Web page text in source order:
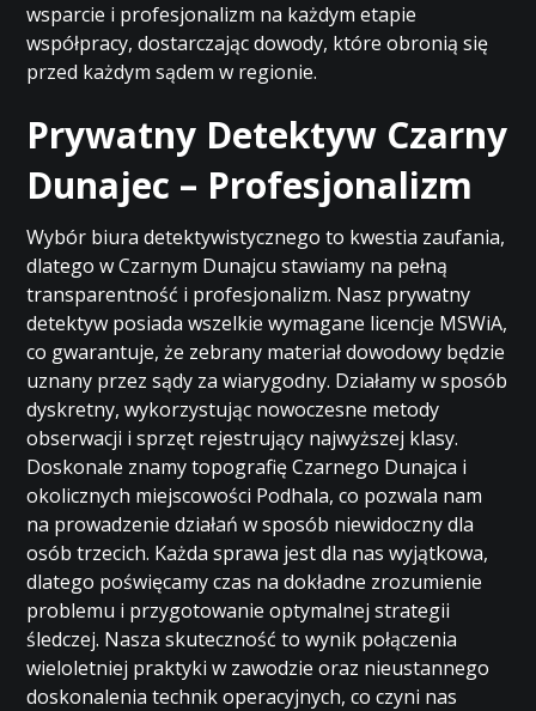
wsparcie i profesjonalizm na każdym etapie
współpracy, dostarczając dowody, które obronią się
przed każdym sądem w regionie.
Prywatny Detektyw Czarny
Dunajec – Profesjonalizm
Wybór biura detektywistycznego to kwestia zaufania,
dlatego w Czarnym Dunajcu stawiamy na pełną
transparentność i profesjonalizm. Nasz prywatny
detektyw posiada wszelkie wymagane licencje MSWiA,
co gwarantuje, że zebrany materiał dowodowy będzie
uznany przez sądy za wiarygodny. Działamy w sposób
dyskretny, wykorzystując nowoczesne metody
obserwacji i sprzęt rejestrujący najwyższej klasy.
Doskonale znamy topografię Czarnego Dunajca i
okolicznych miejscowości Podhala, co pozwala nam
na prowadzenie działań w sposób niewidoczny dla
osób trzecich. Każda sprawa jest dla nas wyjątkowa,
dlatego poświęcamy czas na dokładne zrozumienie
problemu i przygotowanie optymalnej strategii
śledczej. Nasza skuteczność to wynik połączenia
wieloletniej praktyki w zawodzie oraz nieustannego
doskonalenia technik operacyjnych, co czyni nas